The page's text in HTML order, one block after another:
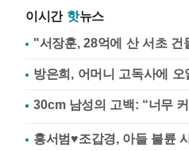
이시간 핫뉴스
"서장훈, 28억에 산 서초 건
방은희, 어머니 고독사에
홍서범♥조갑경, 아들 불륜